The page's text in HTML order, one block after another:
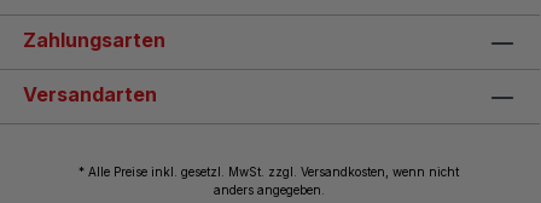
Zahlungsarten
Versandarten
* Alle Preise inkl. gesetzl. MwSt. zzgl. Versandkosten, wenn nicht
anders angegeben.